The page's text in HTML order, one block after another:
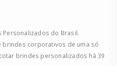
Personalizados do Brasil.
brindes corporativos de uma só
brindes personalizados há 39